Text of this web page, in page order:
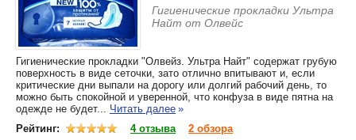
Гигиенические прокладки Ультра
Найт от Олвейс
Гигиенические прокладки "Олвейз. Ультра Найт" содержат грубую
поверхность в виде сеточки, зато отлично впитывают и, если
критические дни выпали на дорогу или долгий рабочий день, то
можно быть спокойной и уверенной, что конфуза в виде пятна на
одежде не будет... Читать далее »
Рейтинг:
4 отзыва 2 обзора